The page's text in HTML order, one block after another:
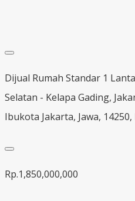
Dijual Rumah Standar 1
Selatan - Kelapa Gading,
Ibukota Jakarta, Jawa,
Rp.1,850,000,000